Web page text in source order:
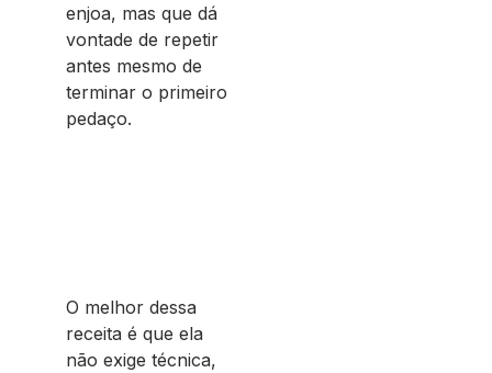
enjoa, mas que dá
vontade de repetir
antes mesmo de
terminar o primeiro
pedaço.
O melhor dessa
receita é que ela
não exige técnica,